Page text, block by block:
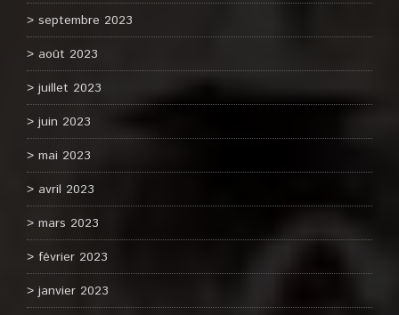
septembre 2023
août 2023
juillet 2023
juin 2023
mai 2023
avril 2023
mars 2023
février 2023
janvier 2023